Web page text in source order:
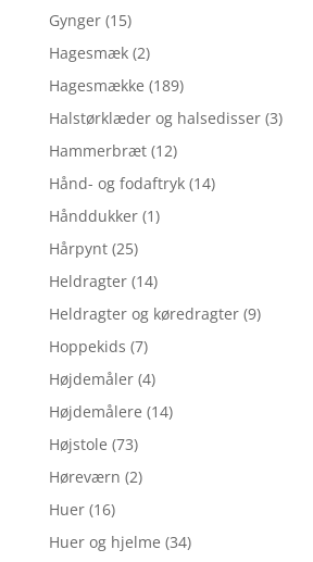
Gynger (15)
Hagesmæk (2)
Hagesmække (189)
Halstørklæder og halsedisser (3)
Hammerbræt (12)
Hånd- og fodaftryk (14)
Hånddukker (1)
Hårpynt (25)
Heldragter (14)
Heldragter og køredragter (9)
Hoppekids (7)
Højdemåler (4)
Højdemålere (14)
Højstole (73)
Høreværn (2)
Huer (16)
Huer og hjelme (34)